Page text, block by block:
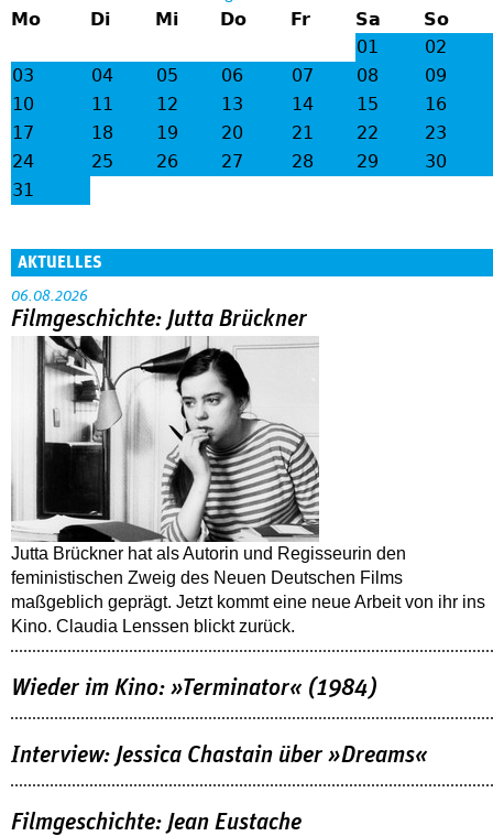
lt;
Mo Di Mi Do Fr Sa
So
01
02
03
04 05 06 07 08
09
10
11 12 13 14 15
16
17
18 19 20 21 22
23
24
25 26 27 28 29
30
31
AKTUELLES
06.08.2026
Filmgeschichte: Jutta Brückner
Jutta Brückner hat als Autorin und Regisseurin den
feministischen Zweig des Neuen Deutschen Films
maßgeblich geprägt. Jetzt kommt eine neue Arbeit von ihr ins
Kino. Claudia Lenssen blickt zurück.
Wieder im Kino: »Terminator« (1984)
Interview: Jessica Chastain über »Dreams«
Filmgeschichte: Jean Eustache